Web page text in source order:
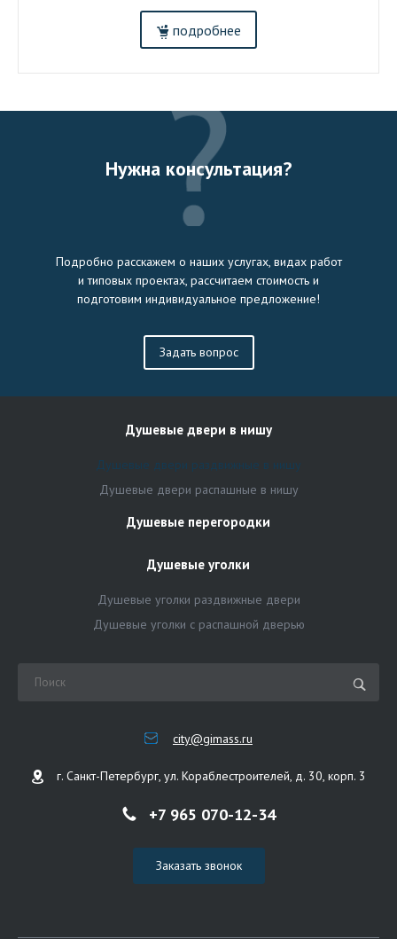
подробнее
Нужна консультация?
Подробно расскажем о наших услугах, видах работ
и типовых проектах, рассчитаем стоимость и
подготовим индивидуальное предложение!
Задать вопрос
Душевые двери в нишу
Душевые двери раздвижные в нишу
Душевые двери распашные в нишу
Душевые перегородки
Душевые уголки
Душевые уголки раздвижные двери
Душевые уголки с распашной дверью
city@gimass.ru
г. Санкт-Петербург, ул. Кораблестроителей, д. 30, корп. 3
+7 965 070-12-34
Заказать звонок